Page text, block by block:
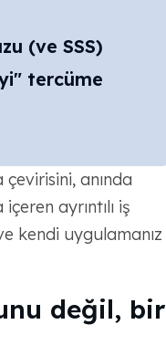
(ve SSS)
tercüme
anında
ayrıntılı iş
kendi uygulamanız
değil, bir